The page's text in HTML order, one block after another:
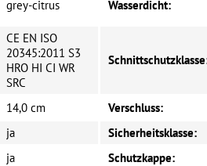
grey-citrus Wasserdicht:
CE EN ISO
20345:2011 S3
HRO HI CI WR
SRC
14,0 cm
Verschluss:
ja
Sicherheitsklasse:
ja Schutzkappe: